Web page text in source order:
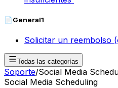
📄General1
Solicitar un reembolso
Todas las categorías
Soporte/Social Media
Social Media Scheduling